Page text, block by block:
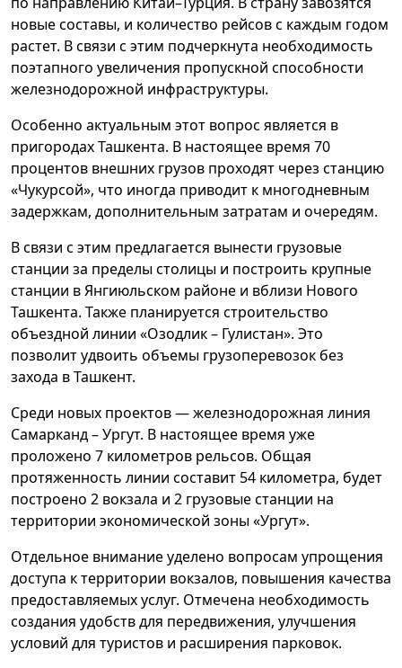
новые составы, и количество рейсов с каждым годом
растет. В связи с этим подчеркнута необходимость
поэтапного увеличения пропускной способности
железнодорожной инфраструктуры.
Особенно актуальным этот вопрос является в
пригородах Ташкента. В настоящее время 70
процентов внешних грузов проходят через станцию
«Чукурсой», что иногда приводит к многодневным
задержкам, дополнительным затратам и очередям.
В связи с этим предлагается вынести грузовые
станции за пределы столицы и построить крупные
станции в Янгиюльском районе и вблизи Нового
Ташкента. Также планируется строительство
объездной линии «Озодлик – Гулистан». Это
позволит удвоить объемы грузоперевозок без
захода в Ташкент.
Среди новых проектов — железнодорожная линия
Самарканд – Ургут. В настоящее время уже
проложено 7 километров рельсов. Общая
протяженность линии составит 54 километра, будет
построено 2 вокзала и 2 грузовые станции на
территории экономической зоны «Ургут».
Отдельное внимание уделено вопросам упрощения
доступа к территории вокзалов, повышения качества
предоставляемых услуг. Отмечена необходимость
создания удобств для передвижения, улучшения
условий для туристов и расширения парковок.